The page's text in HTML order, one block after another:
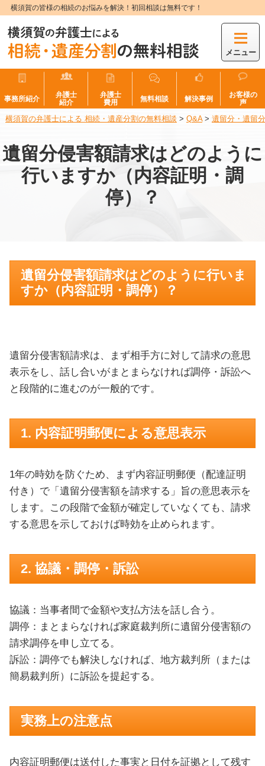
横須賀の皆様の相続のお悩みを解決！初回相談は無料です！
メニュー
事務所紹介
弁護士
紹介
弁護士
費用
無料相談 解決事例
お客様の
声
横須賀の弁護士による 相続・遺産分割の無料相談 > Q&A> 遺留分・遺留
遺留分侵害額請求はどのように
行いますか（内容証明・調
停）？
遺留分侵害額請求はどのように行いま
すか（内容証明・調停）？
遺留分侵害額請求は、まず相手方に対して請求の意思
表示をし、話し合いがまとまらなければ調停・訴訟へ
と段階的に進むのが一般的です。
1. 内容証明郵便による意思表示
1年の時効を防ぐため、まず内容証明郵便（配達証明
付き）で「遺留分侵害額を請求する」旨の意思表示を
します。この段階で金額が確定していなくても、請求
する意思を示しておけば時効を止められます。
2. 協議・調停・訴訟
協議：当事者間で金額や支払方法を話し合う。
調停：まとまらなければ家庭裁判所に遺留分侵害額の
請求調停を申し立てる。
訴訟：調停でも解決しなければ、地方裁判所（または
簡易裁判所）に訴訟を提起する。
実務上の注意点
内容証明郵便は送付した事実と日付を証拠として残す